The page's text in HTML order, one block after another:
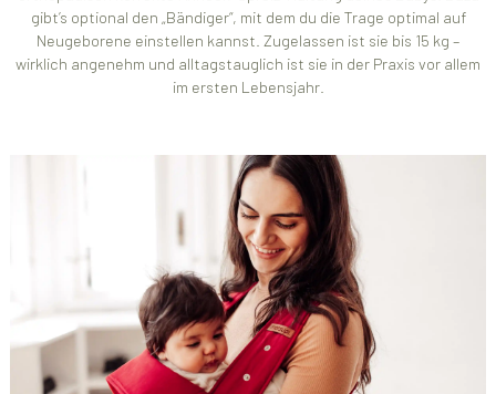
gibt’s optional den „Bändiger“, mit dem du die Trage optimal auf
Neugeborene einstellen kannst. Zugelassen ist sie bis 15 kg –
wirklich angenehm und alltagstauglich ist sie in der Praxis vor allem
im ersten Lebensjahr.